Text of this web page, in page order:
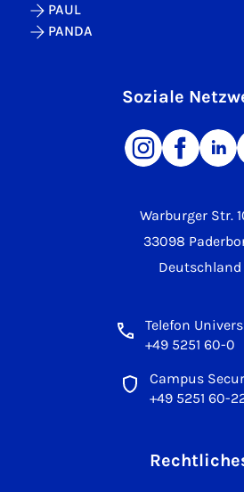
Warburger Str.
33098
Deutschland
Telefon
+49 5251 60-0
Campus
+49 5251 60-
PAUL
PANDA
Soziale